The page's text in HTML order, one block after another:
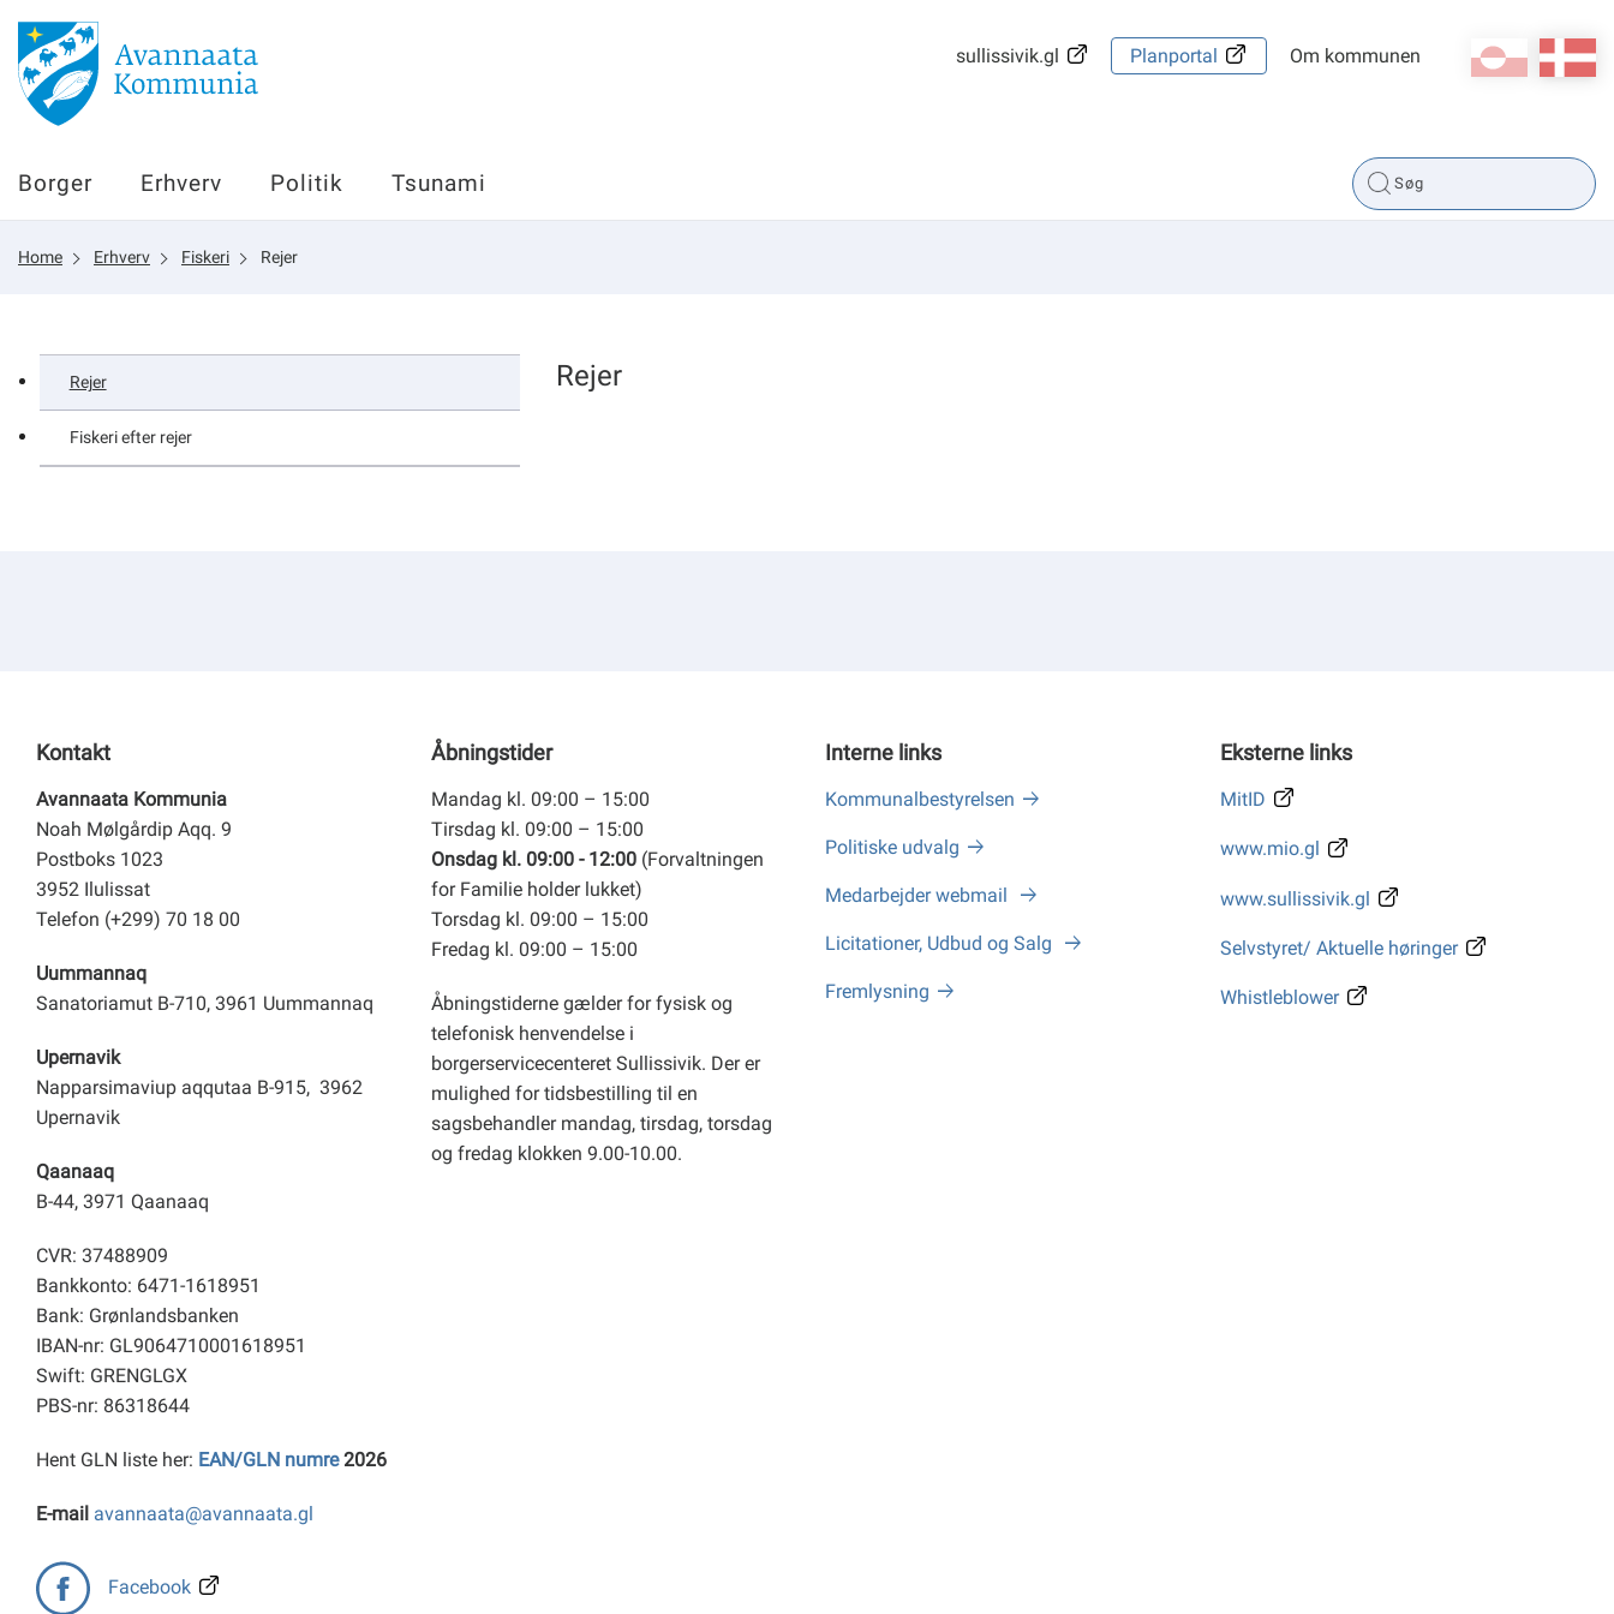
Borger
Erhverv
Politik
sullissivik.gl
kl-GL
sullissivik.gl Planportal Om kommunen
Borger Erhverv Politik Tsunami
Home Erhverv Fiskeri Rejer
Rejer
Fiskeri efter rejer
Rejer
Kontakt
Avannaata Kommunia
Noah Mølgårdip Aqq. 9
Postboks 1023
3952 Ilulissat
Telefon (+299) 70 18 00
Uummannaq
Sanatoriamut B-710, 3961 Uummannaq
Upernavik
Napparsimaviup aqqutaa B-915, 3962
Upernavik
Qaanaaq
B-44, 3971 Qaanaaq
CVR: 37488909
Bankkonto: 6471-1618951
Bank: Grønlandsbanken
IBAN-nr: GL9064710001618951
Swift: GRENGLGX
PBS-nr: 86318644
Hent GLN liste her: EAN/GLN numre2026
E-mail avannaata@avannaata.gl
Facebook
Åbningstider
Mandag kl. 09:00 – 15:00
Tirsdag kl. 09:00 – 15:00
Onsdag kl. 09:00 - 12:00 (Forvaltningen
for Familie holder lukket)
Torsdag kl. 09:00 – 15:00
Fredag kl. 09:00 – 15:00
Åbningstiderne gælder for fysisk og
telefonisk henvendelse i
borgerservicecenteret Sullissivik. Der er
mulighed for tidsbestilling til en
sagsbehandler mandag, tirsdag, torsdag
og fredag klokken 9.00-10.00.
Interne links
Kommunalbestyrelsen
Politiske udvalg
Medarbejder webmail
Licitationer, Udbud og Salg
Fremlysning
Eksterne links
MitID
www.mio.gl
www.sullissivik.gl
Selvstyret/ Aktuelle høringer
Whistleblower